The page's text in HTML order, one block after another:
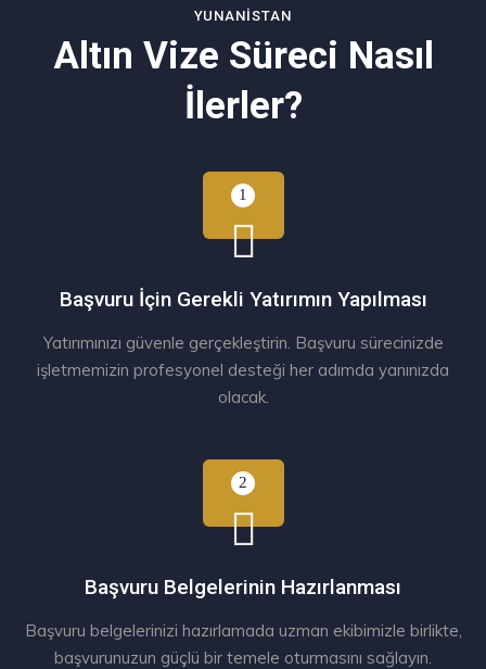
YUNANISTAN
Altın Vize Süreci Nasıl
İlerler?
Başvuru İçin Gerekli Yatırımın Yapılması
Yatırımınızı güvenle gerçekleştirin. Başvuru sürecinizde
işletmemizin profesyonel desteği her adımda yanınızda
olacak.
Başvuru Belgelerinin Hazırlanması
Başvuru belgelerinizi hazırlamada uzman ekibimizle birlikte,
başvurunuzun güçlü bir temele oturmasını sağlayın.